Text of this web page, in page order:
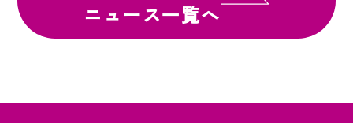
ニュース一覧へ